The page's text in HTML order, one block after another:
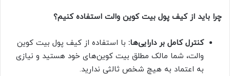
چرا باید از کیف پول بیت کوین والت استفاده کنیم؟
کنترل کامل بر دارایی‌ها: با استفاده از کیف پول بیت کوین
والت، شما مالک مطلق بیت کوین‌های خود هستید و نیازی
به اعتماد به هیچ شخص ثالثی ندارید.